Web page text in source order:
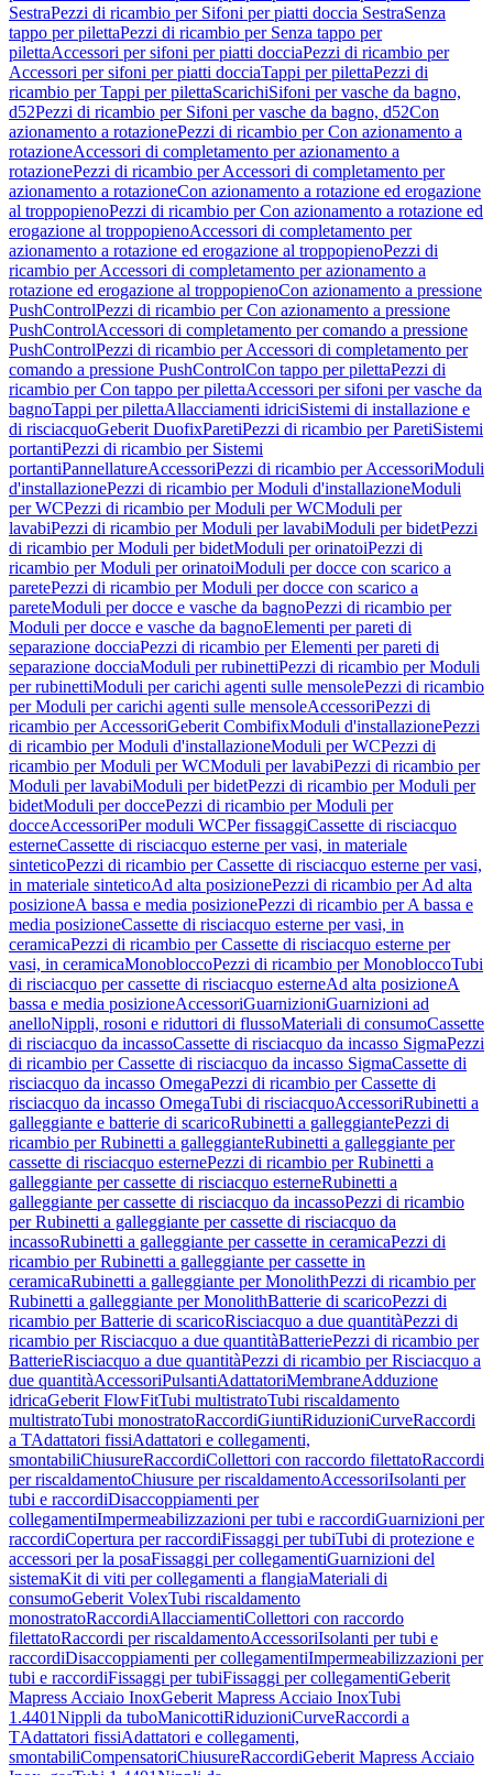
SestraPezzi di ricambio per Sifoni per piatti doccia SestraSenza
tappo per pilettaPezzi di ricambio per Senza tappo per
pilettaAccessori per sifoni per piatti docciaPezzi di ricambio per
Accessori per sifoni per piatti docciaTappi per pilettaPezzi di
ricambio per Tappi per pilettaScarichiSifoni per vasche da bagno,
d52Pezzi di ricambio per Sifoni per vasche da bagno, d52Con
azionamento a rotazionePezzi di ricambio per Con azionamento a
rotazioneAccessori di completamento per azionamento a
rotazionePezzi di ricambio per Accessori di completamento per
azionamento a rotazioneCon azionamento a rotazione ed erogazione
al troppopienoPezzi di ricambio per Con azionamento a rotazione ed
erogazione al troppopienoAccessori di completamento per
azionamento a rotazione ed erogazione al troppopienoPezzi di
ricambio per Accessori di completamento per azionamento a
rotazione ed erogazione al troppopienoCon azionamento a pressione
PushControlPezzi di ricambio per Con azionamento a pressione
PushControlAccessori di completamento per comando a pressione
PushControlPezzi di ricambio per Accessori di completamento per
comando a pressione PushControlCon tappo per pilettaPezzi di
ricambio per Con tappo per pilettaAccessori per sifoni per vasche da
bagnoTappi per pilettaAllacciamenti idriciSistemi di installazione e
di risciacquoGeberit DuofixParetiPezzi di ricambio per ParetiSistemi
portantiPezzi di ricambio per Sistemi
portantiPannellatureAccessoriPezzi di ricambio per AccessoriModuli
d'installazionePezzi di ricambio per Moduli d'installazioneModuli
per WCPezzi di ricambio per Moduli per WCModuli per
lavabiPezzi di ricambio per Moduli per lavabiModuli per bidetPezzi
di ricambio per Moduli per bidetModuli per orinatoiPezzi di
ricambio per Moduli per orinatoiModuli per docce con scarico a
paretePezzi di ricambio per Moduli per docce con scarico a
pareteModuli per docce e vasche da bagnoPezzi di ricambio per
Moduli per docce e vasche da bagnoElementi per pareti di
separazione docciaPezzi di ricambio per Elementi per pareti di
separazione docciaModuli per rubinettiPezzi di ricambio per Moduli
per rubinettiModuli per carichi agenti sulle mensolePezzi di ricambio
per Moduli per carichi agenti sulle mensoleAccessoriPezzi di
ricambio per AccessoriGeberit CombifixModuli d'installazionePezzi
di ricambio per Moduli d'installazioneModuli per WCPezzi di
ricambio per Moduli per WCModuli per lavabiPezzi di ricambio per
Moduli per lavabiModuli per bidetPezzi di ricambio per Moduli per
bidetModuli per doccePezzi di ricambio per Moduli per
docceAccessoriPer moduli WCPer fissaggiCassette di risciacquo
esterneCassette di risciacquo esterne per vasi, in materiale
sinteticoPezzi di ricambio per Cassette di risciacquo esterne per vasi,
in materiale sinteticoAd alta posizionePezzi di ricambio per Ad alta
posizioneA bassa e media posizionePezzi di ricambio per A bassa e
media posizioneCassette di risciacquo esterne per vasi, in
ceramicaPezzi di ricambio per Cassette di risciacquo esterne per
vasi, in ceramicaMonobloccoPezzi di ricambio per MonobloccoTubi
di risciacquo per cassette di risciacquo esterneAd alta posizioneA
bassa e media posizioneAccessoriGuarnizioniGuarnizioni ad
anelloNippli, rosoni e riduttori di flussoMateriali di consumoCassette
di risciacquo da incassoCassette di risciacquo da incasso SigmaPezzi
di ricambio per Cassette di risciacquo da incasso SigmaCassette di
risciacquo da incasso OmegaPezzi di ricambio per Cassette di
risciacquo da incasso OmegaTubi di risciacquoAccessoriRubinetti a
galleggiante e batterie di scaricoRubinetti a galleggiantePezzi di
ricambio per Rubinetti a galleggianteRubinetti a galleggiante per
cassette di risciacquo esternePezzi di ricambio per Rubinetti a
galleggiante per cassette di risciacquo esterneRubinetti a
galleggiante per cassette di risciacquo da incassoPezzi di ricambio
per Rubinetti a galleggiante per cassette di risciacquo da
incassoRubinetti a galleggiante per cassette in ceramicaPezzi di
ricambio per Rubinetti a galleggiante per cassette in
ceramicaRubinetti a galleggiante per MonolithPezzi di ricambio per
Rubinetti a galleggiante per MonolithBatterie di scaricoPezzi di
ricambio per Batterie di scaricoRisciacquo a due quantitàPezzi di
ricambio per Risciacquo a due quantitàBatteriePezzi di ricambio per
BatterieRisciacquo a due quantitàPezzi di ricambio per Risciacquo a
due quantitàAccessoriPulsantiAdattatoriMembraneAdduzione
idricaGeberit FlowFitTubi multistratoTubi riscaldamento
multistratoTubi monostratoRaccordiGiuntiRiduzioniCurveRaccordi
a TAdattatori fissiAdattatori e collegamenti,
smontabiliChiusureRaccordiCollettori con raccordo filettatoRaccordi
per riscaldamentoChiusure per riscaldamentoAccessoriIsolanti per
tubi e raccordiDisaccoppiamenti per
collegamentiImpermeabilizzazioni per tubi e raccordiGuarnizioni per
raccordiCopertura per raccordiFissaggi per tubiTubi di protezione e
accessori per la posaFissaggi per collegamentiGuarnizioni del
sistemaKit di viti per collegamenti a flangiaMateriali di
consumoGeberit VolexTubi riscaldamento
monostratoRaccordiAllacciamentiCollettori con raccordo
filettatoRaccordi per riscaldamentoAccessoriIsolanti per tubi e
raccordiDisaccoppiamenti per collegamentiImpermeabilizzazioni per
tubi e raccordiFissaggi per tubiFissaggi per collegamentiGeberit
Mapress Acciaio InoxGeberit Mapress Acciaio InoxTubi
1.4401Nippli da tuboManicottiRiduzioniCurveRaccordi a
TAdattatori fissiAdattatori e collegamenti,
smontabiliCompensatoriChiusureRaccordiGeberit Mapress Acciaio